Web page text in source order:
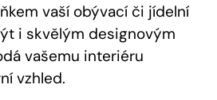
vaší obývací či jídelní
i skvělým designovým
vašemu interiéru
vzhled.